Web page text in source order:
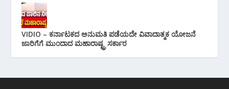
VIDIO – ಕರ್ನಾಟಕದ ಅನುಮತಿ ಪಡೆಯದೇ ವಿವಾದಾತ್ಮಕ ಯೋಜನೆ
ಜಾರಿಗೆಗೆ ಮುಂದಾದ ಮಹಾರಾಷ್ಟ್ರ ಸರ್ಕಾರ